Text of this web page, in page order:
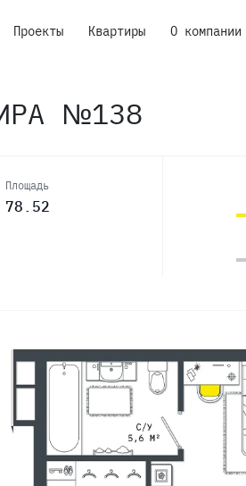
Проекты Квартиры О компании
№138
Площадь
78.52